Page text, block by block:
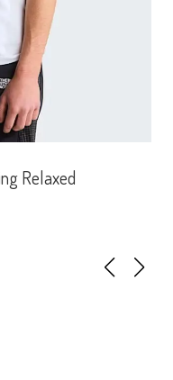
Relaxed